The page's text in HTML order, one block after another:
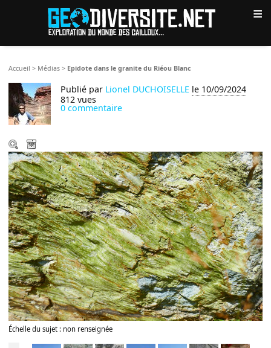
≡
Accueil > Médias > Epidote dans le granite du Riéou Blanc
Publié par Lionel DUCHOISELLE le 10/09/2024
812 vues
0 commentaire
Échelle du sujet : non renseignée